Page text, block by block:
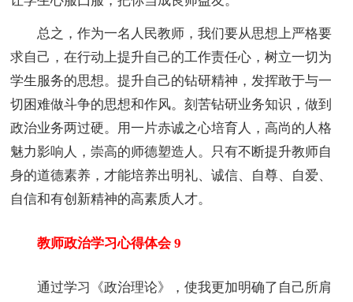
总之，作为一名人民教师，我们要从思想上严格要
求自己，在行动上提升自己的工作责任心，树立一切为
学生服务的思想。提升自己的钻研精神，发挥敢于与一
切困难做斗争的思想和作风。刻苦钻研业务知识，做到
政治业务两过硬。用一片赤诚之心培育人，高尚的人格
魅力影响人，崇高的师德塑造人。只有不断提升教师自
身的道德素养，才能培养出明礼、诚信、自尊、自爱、
自信和有创新精神的高素质人才。
教师政治学习心得体会 9
通过学习《政治理论》，使我更加明确了自己所肩